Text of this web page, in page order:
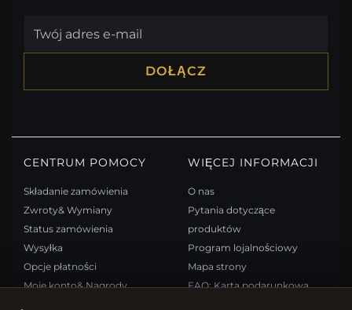
DOŁĄCZ
CENTRUM POMOCY
Składanie zamówienia
Zwroty& Wymiany
Status zamówienia
Wysyłka
Opcje płatności
Moje konto& Nagrody
WIĘCEJ INFORMACJI
O nas
Pytania dotyczące
produktów
Program lojalnościowy
Mapa strony
FAQ: Karta podarunkowa